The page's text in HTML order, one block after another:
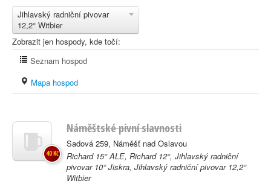
Jihlavský radniční pivovar
12,2° Witbier
Zobrazit jen hospody, kde točí:
Seznam hospod
Mapa hospod
Náměštské pivní slavnosti
Sadová 259, Náměšť nad Oslavou
Richard 15° ALE, Richard 12°, Jihlavský radniční
pivovar 10° Jiskra, Jihlavský radniční pivovar 12,2°
Witbier
40 Kč